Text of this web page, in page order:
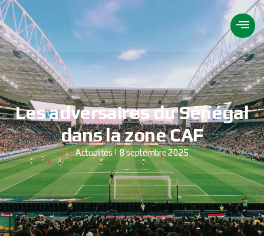
Les adversaires du Sénégal
dans la zone CAF
Actualités 8 septembre 2025